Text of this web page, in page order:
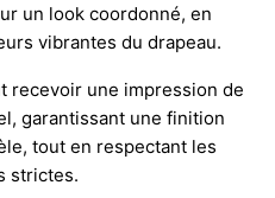
un look coordonné, en
vibrantes du drapeau.
recevoir une impression de
garantissant une finition
tout en respectant les
strictes.